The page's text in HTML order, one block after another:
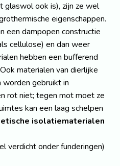
glaswol ook is), zijn ze wel
eigenschappen.
een dampopen constructie
cellulose) en dan weer
hebben een bufferend
materialen van dierlijke
gebruikt in
rot niet; tegen mot moet ze
kan een laag schelpen
isolatiematerialen
verdicht onder funderingen)